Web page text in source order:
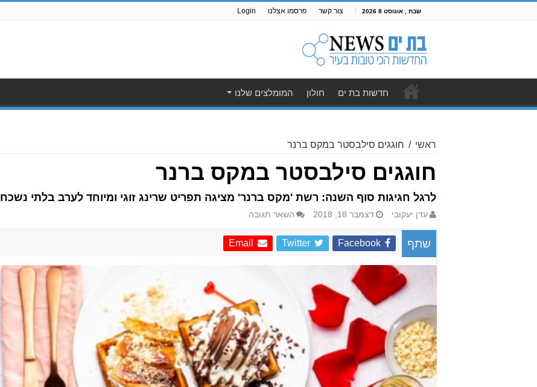
שבת , אוגוסט 8 2026 צור קשר פרסמו אצלנו Login
חדשות בת ים חולון המומלצים שלנו
ראשי / חוגגים סילבסטר במקס ברנר
חוגגים סילבסטר במקס ברנר
לרגל חגיגות סוף השנה: רשת 'מקס ברנר' מציגה תפריט שרינג זוגי ומיוחד לערב בלתי נשכח
עדן יעקובי דצמבר 18, 2018 השאר תגובה
שתף Facebook
Twitter
Email